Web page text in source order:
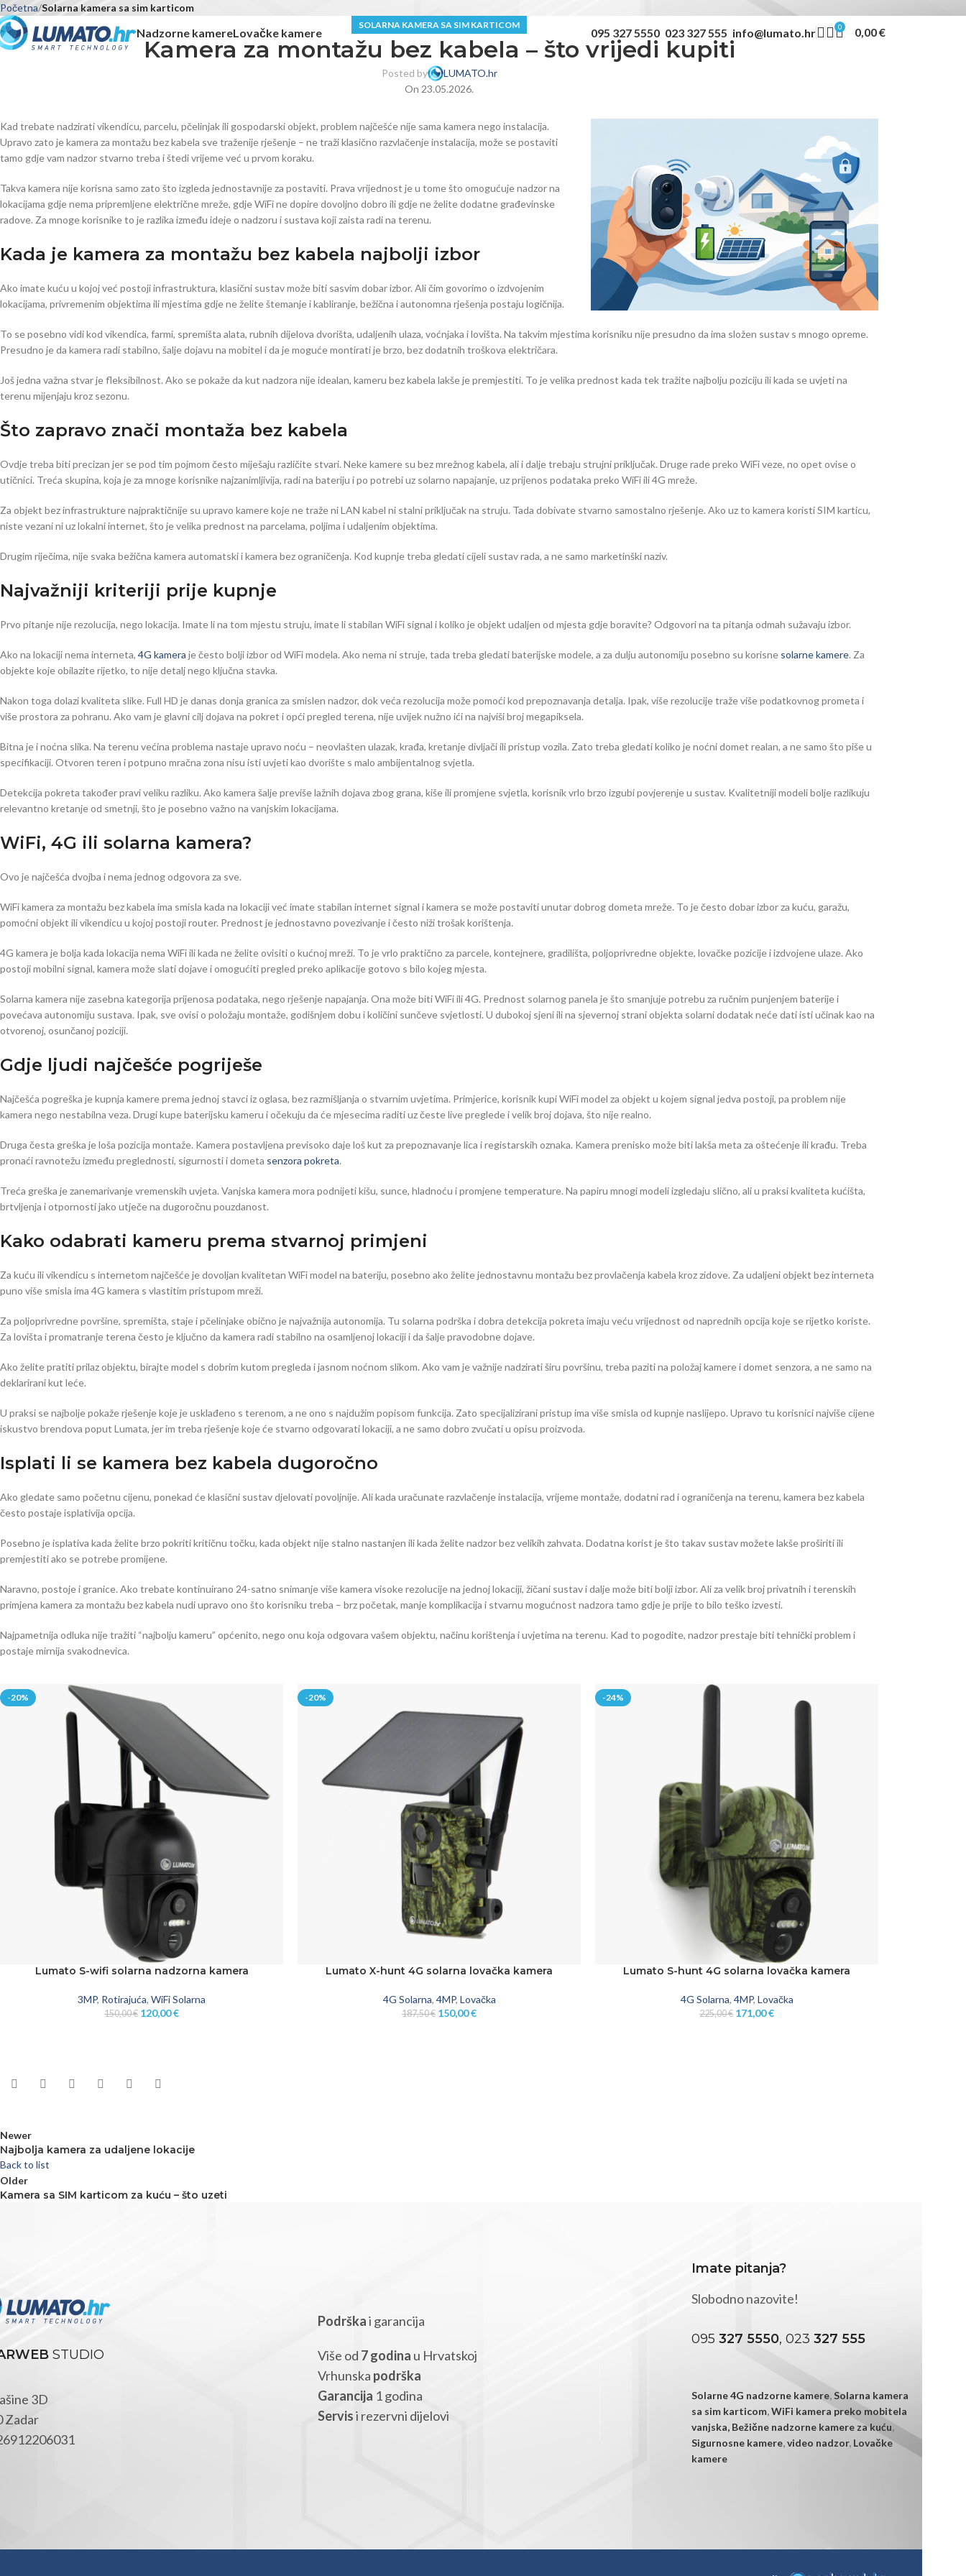
Nadzorne kamereLovačke kamere 095 327 5550 023 327 555 info@lumato.hr 0 0,00€
Početna Solarna kamera sa sim karticom
SOLARNA KAMERA SA SIM KARTICOM
Kamera za montažu bez kabela – što vrijedi kupiti
Posted by
LUMATO.hr
On 23.05.2026.
Kad trebate nadzirati vikendicu, parcelu, pčelinjak ili gospodarski objekt, problem najčešće nije sama kamera nego instalacija.
Upravo zato je kamera za montažu bez kabela sve traženije rješenje – ne traži klasično razvlačenje instalacija, može se postaviti
tamo gdje vam nadzor stvarno treba i štedi vrijeme već u prvom koraku.
Takva kamera nije korisna samo zato što izgleda jednostavnije za postaviti. Prava vrijednost je u tome što omogućuje nadzor na
lokacijama gdje nema pripremljene električne mreže, gdje WiFi ne dopire dovoljno dobro ili gdje ne želite dodatne građevinske
radove. Za mnoge korisnike to je razlika između ideje o nadzoru i sustava koji zaista radi na terenu.
Kada je kamera za montažu bez kabela najbolji izbor
Ako imate kuću u kojoj već postoji infrastruktura, klasični sustav može biti sasvim dobar izbor. Ali čim govorimo o izdvojenim
lokacijama, privremenim objektima ili mjestima gdje ne želite štemanje i kabliranje, bežična i autonomna rješenja postaju logičnija.
To se posebno vidi kod vikendica, farmi, spremišta alata, rubnih dijelova dvorišta, udaljenih ulaza, voćnjaka i lovišta. Na takvim mjestima korisniku nije presudno da ima složen sustav s mnogo opreme.
Presudno je da kamera radi stabilno, šalje dojavu na mobitel i da je moguće montirati je brzo, bez dodatnih troškova električara.
Još jedna važna stvar je fleksibilnost. Ako se pokaže da kut nadzora nije idealan, kameru bez kabela lakše je premjestiti. To je velika prednost kada tek tražite najbolju poziciju ili kada se uvjeti na
terenu mijenjaju kroz sezonu.
Što zapravo znači montaža bez kabela
Ovdje treba biti precizan jer se pod tim pojmom često miješaju različite stvari. Neke kamere su bez mrežnog kabela, ali i dalje trebaju strujni priključak. Druge rade preko WiFi veze, no opet ovise o
utičnici. Treća skupina, koja je za mnoge korisnike najzanimljivija, radi na bateriju i po potrebi uz solarno napajanje, uz prijenos podataka preko WiFi ili 4G mreže.
Za objekt bez infrastrukture najpraktičnije su upravo kamere koje ne traže ni LAN kabel ni stalni priključak na struju. Tada dobivate stvarno samostalno rješenje. Ako uz to kamera koristi SIM karticu,
niste vezani ni uz lokalni internet, što je velika prednost na parcelama, poljima i udaljenim objektima.
Drugim riječima, nije svaka bežična kamera automatski i kamera bez ograničenja. Kod kupnje treba gledati cijeli sustav rada, a ne samo marketinški naziv.
Najvažniji kriteriji prije kupnje
Prvo pitanje nije rezolucija, nego lokacija. Imate li na tom mjestu struju, imate li stabilan WiFi signal i koliko je objekt udaljen od mjesta gdje boravite? Odgovori na ta pitanja odmah sužavaju izbor.
Ako na lokaciji nema interneta, 4G kamera je često bolji izbor od WiFi modela. Ako nema ni struje, tada treba gledati baterijske modele, a za dulju autonomiju posebno su korisne solarne kamere. Za
objekte koje obilazite rijetko, to nije detalj nego ključna stavka.
Nakon toga dolazi kvaliteta slike. Full HD je danas donja granica za smislen nadzor, dok veća rezolucija može pomoći kod prepoznavanja detalja. Ipak, više rezolucije traže više podatkovnog prometa i
više prostora za pohranu. Ako vam je glavni cilj dojava na pokret i opći pregled terena, nije uvijek nužno ići na najviši broj megapiksela.
Bitna je i noćna slika. Na terenu većina problema nastaje upravo noću – neovlašten ulazak, krađa, kretanje divljači ili pristup vozila. Zato treba gledati koliko je noćni domet realan, a ne samo što piše u
specifikaciji. Otvoren teren i potpuno mračna zona nisu isti uvjeti kao dvorište s malo ambijentalnog svjetla.
Detekcija pokreta također pravi veliku razliku. Ako kamera šalje previše lažnih dojava zbog grana, kiše ili promjene svjetla, korisnik vrlo brzo izgubi povjerenje u sustav. Kvalitetniji modeli bolje razlikuju
relevantno kretanje od smetnji, što je posebno važno na vanjskim lokacijama.
WiFi, 4G ili solarna kamera?
Ovo je najčešća dvojba i nema jednog odgovora za sve.
WiFi kamera za montažu bez kabela ima smisla kada na lokaciji već imate stabilan internet signal i kamera se može postaviti unutar dobrog dometa mreže. To je često dobar izbor za kuću, garažu,
pomoćni objekt ili vikendicu u kojoj postoji router. Prednost je jednostavno povezivanje i često niži trošak korištenja.
4G kamera je bolja kada lokacija nema WiFi ili kada ne želite ovisiti o kućnoj mreži. To je vrlo praktično za parcele, kontejnere, gradilišta, poljoprivredne objekte, lovačke pozicije i izdvojene ulaze. Ako
postoji mobilni signal, kamera može slati dojave i omogućiti pregled preko aplikacije gotovo s bilo kojeg mjesta.
Solarna kamera nije zasebna kategorija prijenosa podataka, nego rješenje napajanja. Ona može biti WiFi ili 4G. Prednost solarnog panela je što smanjuje potrebu za ručnim punjenjem baterije i
povećava autonomiju sustava. Ipak, sve ovisi o položaju montaže, godišnjem dobu i količini sunčeve svjetlosti. U dubokoj sjeni ili na sjevernoj strani objekta solarni dodatak neće dati isti učinak kao na
otvorenoj, osunčanoj poziciji.
Gdje ljudi najčešće pogriješe
Najčešća pogreška je kupnja kamere prema jednoj stavci iz oglasa, bez razmišljanja o stvarnim uvjetima. Primjerice, korisnik kupi WiFi model za objekt u kojem signal jedva postoji, pa problem nije
kamera nego nestabilna veza. Drugi kupe baterijsku kameru i očekuju da će mjesecima raditi uz česte live preglede i velik broj dojava, što nije realno.
Druga česta greška je loša pozicija montaže. Kamera postavljena previsoko daje loš kut za prepoznavanje lica i registarskih oznaka. Kamera prenisko može biti lakša meta za oštećenje ili krađu. Treba
pronaći ravnotežu između preglednosti, sigurnosti i dometa senzora pokreta.
Treća greška je zanemarivanje vremenskih uvjeta. Vanjska kamera mora podnijeti kišu, sunce, hladnoću i promjene temperature. Na papiru mnogi modeli izgledaju slično, ali u praksi kvaliteta kućišta,
brtvljenja i otpornosti jako utječe na dugoročnu pouzdanost.
Kako odabrati kameru prema stvarnoj primjeni
Za kuću ili vikendicu s internetom najčešće je dovoljan kvalitetan WiFi model na bateriju, posebno ako želite jednostavnu montažu bez provlačenja kabela kroz zidove. Za udaljeni objekt bez interneta
puno više smisla ima 4G kamera s vlastitim pristupom mreži.
Za poljoprivredne površine, spremišta, staje i pčelinjake obično je najvažnija autonomija. Tu solarna podrška i dobra detekcija pokreta imaju veću vrijednost od naprednih opcija koje se rijetko koriste.
Za lovišta i promatranje terena često je ključno da kamera radi stabilno na osamljenoj lokaciji i da šalje pravodobne dojave.
Ako želite pratiti prilaz objektu, birajte model s dobrim kutom pregleda i jasnom noćnom slikom. Ako vam je važnije nadzirati širu površinu, treba paziti na položaj kamere i domet senzora, a ne samo na
deklarirani kut leće.
U praksi se najbolje pokaže rješenje koje je usklađeno s terenom, a ne ono s najdužim popisom funkcija. Zato specijalizirani pristup ima više smisla od kupnje naslijepo. Upravo tu korisnici najviše cijene
iskustvo brendova poput Lumata, jer im treba rješenje koje će stvarno odgovarati lokaciji, a ne samo dobro zvučati u opisu proizvoda.
Isplati li se kamera bez kabela dugoročno
Ako gledate samo početnu cijenu, ponekad će klasični sustav djelovati povoljnije. Ali kada uračunate razvlačenje instalacija, vrijeme montaže, dodatni rad i ograničenja na terenu, kamera bez kabela
često postaje isplativija opcija.
Posebno je isplativa kada želite brzo pokriti kritičnu točku, kada objekt nije stalno nastanjen ili kada želite nadzor bez velikih zahvata. Dodatna korist je što takav sustav možete lakše proširiti ili
premjestiti ako se potrebe promijene.
Naravno, postoje i granice. Ako trebate kontinuirano 24-satno snimanje više kamera visoke rezolucije na jednoj lokaciji, žičani sustav i dalje može biti bolji izbor. Ali za velik broj privatnih i terenskih
primjena kamera za montažu bez kabela nudi upravo ono što korisniku treba – brz početak, manje komplikacija i stvarnu mogućnost nadzora tamo gdje je prije to bilo teško izvesti.
Najpametnija odluka nije tražiti “najbolju kameru” općenito, nego onu koja odgovara vašem objektu, načinu korištenja i uvjetima na terenu. Kad to pogodite, nadzor prestaje biti tehnički problem i
postaje mirnija svakodnevica.
-20%
DODAJ U KOŠARICU
Lumato S-wifi solarna nadzorna kamera
3MP, Rotirajuća, WiFi Solarna
150,00€ 120,00€
-20%
DODAJ U KOŠARICU
Lumato X-hunt 4G solarna lovačka kamera
4G Solarna, 4MP, Lovačka
187,50€ 150,00€
-24%
DODAJ U KOŠARICU
Lumato S-hunt 4G solarna lovačka kamera
4G Solarna, 4MP, Lovačka
225,00€ 171,00€
Newer
Najbolja kamera za udaljene lokacije
Back to list
Older
Kamera sa SIM karticom za kuću – što uzeti
STUDIO
3D
Zadar
Podrškai garancija
Više od 7 godina u Hrvatskoj
Vrhunska podrška
Garancija 1 godina
Servisi rezervni dijelovi
Imate pitanja?
Slobodno nazovite!
095 327 5550, 023 327 555
Solarne 4G nadzorne kamere,Solarna kamera
sa sim karticom,WiFi kamera preko mobitela
vanjska, Bežične nadzorne kamere za kuću,
Sigurnosne kamere,video nadzor, Lovačke
kamere